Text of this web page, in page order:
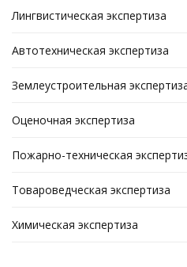
Лингвистическая экспертиза
Автотехническая экспертиза
Землеустроительная
Оценочная экспертиза
Пожарно-техническая
Товароведческая экспертиза
Химическая экспертиза